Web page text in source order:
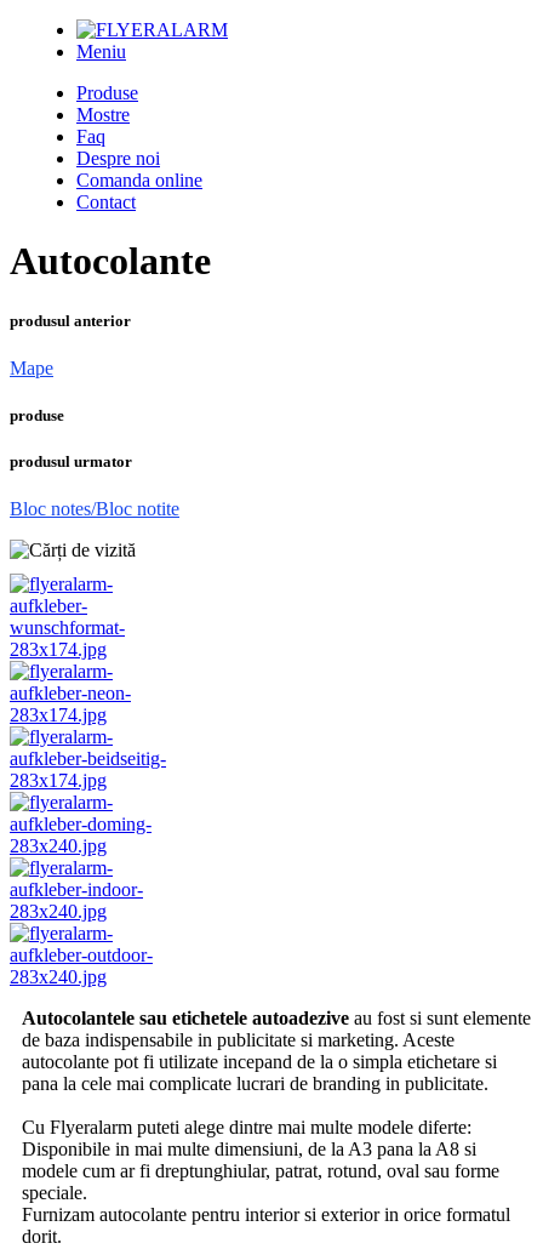
Meniu
Produse
Mostre
Faq
Despre noi
Comanda online
Contact
Autocolante
produsul anterior
Mape
produse
produsul urmator
Bloc notes/Bloc notite
Autocolantele sau etichetele autoadezive au fost si sunt elemente
de baza indispensabile in publicitate si marketing. Aceste
autocolante pot fi utilizate incepand de la o simpla etichetare si
pana la cele mai complicate lucrari de branding in publicitate.
Cu Flyeralarm puteti alege dintre mai multe modele diferte:
Disponibile in mai multe dimensiuni, de la A3 pana la A8 si
modele cum ar fi dreptunghiular, patrat, rotund, oval sau forme
speciale.
Furnizam autocolante pentru interior si exterior in orice formatul
dorit.